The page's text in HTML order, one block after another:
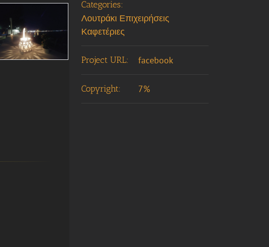
Categories:
Λουτράκι Επιχειρήσεις
Καφετέριες
Project URL: facebook
Copyright: 7%